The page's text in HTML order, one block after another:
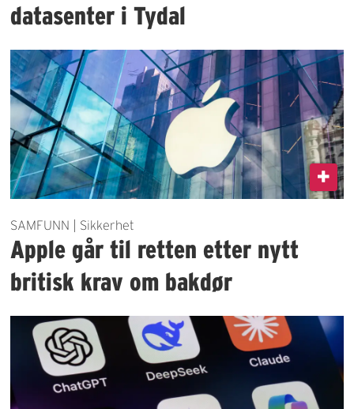
datasenter i Tydal
SAMFUNN | Sikkerhet
Apple går til retten etter nytt
britisk krav om bakdør